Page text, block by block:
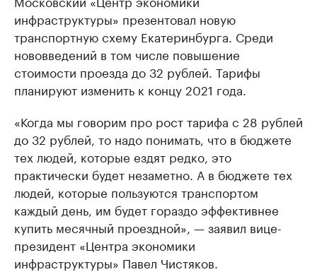
инфраструктуры» презентовал новую
транспортную схему Екатеринбурга. Среди
нововведений в том числе повышение
стоимости проезда до 32 рублей. Тарифы
планируют изменить к концу 2021 года.
«Когда мы говорим про рост тарифа с 28 рублей
до 32 рублей, то надо понимать, что в бюджете
тех людей, которые ездят редко, это
практически будет незаметно. А в бюджете тех
людей, которые пользуются транспортом
каждый день, им будет гораздо эффективнее
купить месячный проездной», — заявил вице-
президент «Центра экономики
инфраструктуры» Павел Чистяков.